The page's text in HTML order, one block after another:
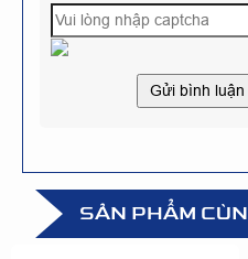
Gửi bình luận
SẢN PHẨM